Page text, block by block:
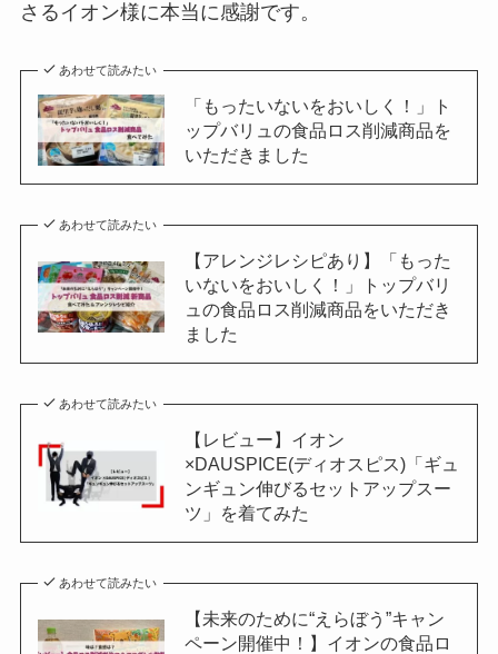
さるイオン様に本当に感謝です。
あわせて読みたい
「もったいないをおいしく！」ト
ップバリュの食品ロス削減商品を
いただきました
あわせて読みたい
【アレンジレシピあり】「もった
いないをおいしく！」トップバリ
ュの食品ロス削減商品をいただき
ました
あわせて読みたい
【レビュー】イオン
×DAUSPICE(ディオスピス)「ギュ
ンギュン伸びるセットアップスー
ツ」を着てみた
あわせて読みたい
【未来のために“えらぼう”キャン
ペーン開催中！】イオンの食品ロ